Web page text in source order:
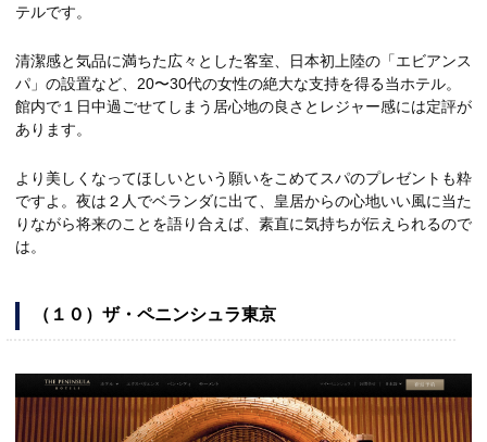
テルです。
清潔感と気品に満ちた広々とした客室、日本初上陸の「エビアンス
パ」の設置など、20〜30代の女性の絶大な支持を得る当ホテル。
館内で１日中過ごせてしまう居心地の良さとレジャー感には定評が
あります。
より美しくなってほしいという願いをこめてスパのプレゼントも粋
ですよ。夜は２人でベランダに出て、皇居からの心地いい風に当た
りながら将来のことを語り合えば、素直に気持ちが伝えられるので
は。
（１０）ザ・ペニンシュラ東京